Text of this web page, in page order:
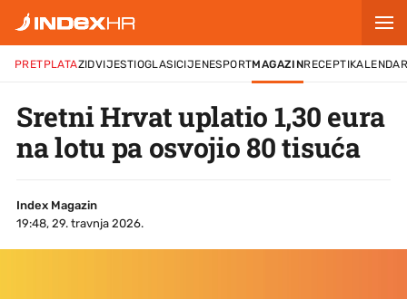
PRETPLATAZIDVIJESTIOGLASICIJENESPORTMAGAZINRECEPTI
Sretni Hrvat uplatio 1,30 eura
na lotu pa osvojio 80 tisuća
Index Magazin
19:48, 29. travnja 2026.